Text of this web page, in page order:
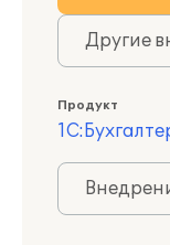
Другие
Продукт